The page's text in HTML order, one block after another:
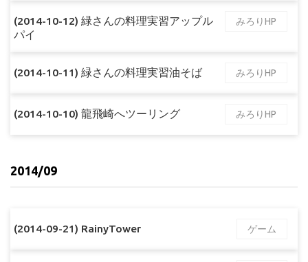
(2014-10-12) 緑さんの料理実習アップル
パイ
みろりHP
(2014-10-11) 緑さんの料理実習油そば みろりHP
(2014-10-10) 龍飛崎へツーリング みろりHP
2014/09
(2014-09-21) RainyTower ゲーム